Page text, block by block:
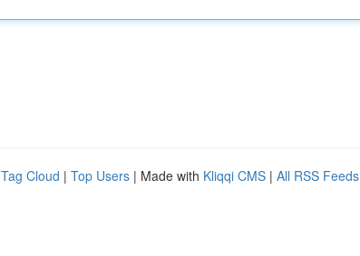
Tag Cloud | Top Users | Made with Kliqqi CMS | All RSS Feeds